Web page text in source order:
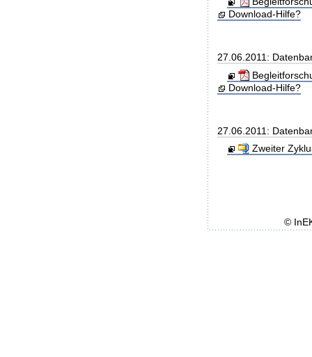
Download-Hilfe?
27.06.2011:
Download-Hilfe?
27.06.2011:
Zweiter
©